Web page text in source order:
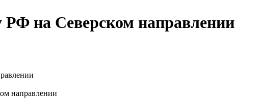
на Северском направлении
направлении